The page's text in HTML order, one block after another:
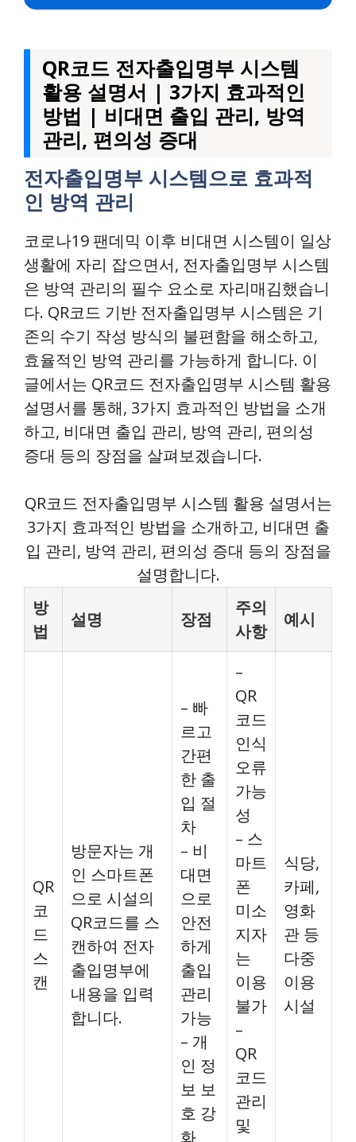
QR코드 전자출입명부 시스템
활용 설명서 | 3가지 효과적인
방법 | 비대면 출입 관리, 방역
관리, 편의성 증대
전자출입명부 시스템으로 효과적
인 방역 관리
코로나19 팬데믹 이후 비대면 시스템이 일상
생활에 자리 잡으면서, 전자출입명부 시스템
은 방역 관리의 필수 요소로 자리매김했습니
다. QR코드 기반 전자출입명부 시스템은 기
존의 수기 작성 방식의 불편함을 해소하고,
효율적인 방역 관리를 가능하게 합니다. 이
글에서는 QR코드 전자출입명부 시스템 활용
설명서를 통해, 3가지 효과적인 방법을 소개
하고, 비대면 출입 관리, 방역 관리, 편의성
증대 등의 장점을 살펴보겠습니다.
QR코드 전자출입명부 시스템 활용 설명서는
3가지 효과적인 방법을 소개하고, 비대면 출
입 관리, 방역 관리, 편의성 증대 등의 장점을
설명합니다.
방
법
설명 장점
주의
사항
예시
QR
코
드
스
캔
방문자는 개
인 스마트폰
으로 시설의
QR코드를 스
캔하여 전자
출입명부에
내용을 입력
합니다.
– 빠
르고
간편
한 출
입 절
차
– 비
대면
으로
안전
하게
출입
관리
가능
– 개
인 정
보 보
호 강
화
–
QR
코드
인식
오류
가능
성
– 스
마트
폰
미소
지자
는
이용
불가
–
QR
코드
관리
및
식당,
카페,
영화
관 등
다중
이용
시설